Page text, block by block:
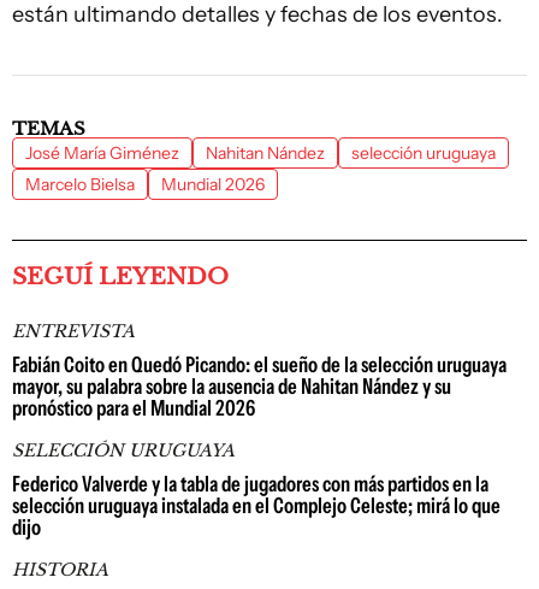
están ultimando detalles y fechas de los eventos.
TEMAS
José María Giménez Nahitan Nández
selección uruguaya
Marcelo Bielsa
Mundial 2026
SEGUÍ LEYENDO
ENTREVISTA
Fabián Coito en Quedó Picando: el sueño de la selección uruguaya
mayor, su palabra sobre la ausencia de Nahitan Nández y su
pronóstico para el Mundial 2026
SELECCIÓN URUGUAYA
Federico Valverde y la tabla de jugadores con más partidos en la
selección uruguaya instalada en el Complejo Celeste; mirá lo que
dijo
HISTORIA